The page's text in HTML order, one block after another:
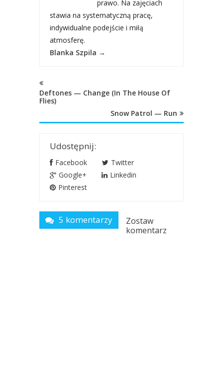
prawo. Na zajęciach
stawia na systematyczną pracę,
indywidualne podejście i miłą
atmosferę.
Blanka Szpila →
Deftones — Change (In The House Of
Flies)
Snow Patrol — Run
Udostępnij:
Facebook
Twitter
Google+
Linkedin
Pinterest
5 komentarzy
Zostaw
komentarz